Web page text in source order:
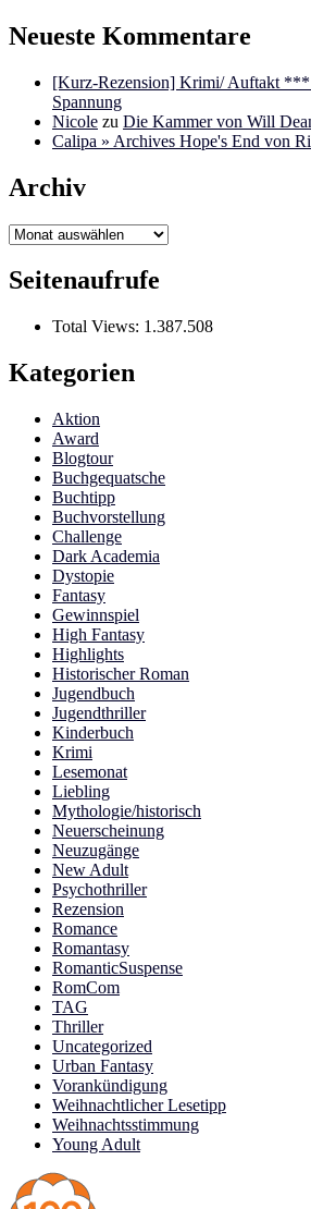
Neueste Kommentare
[Kurz-Rezension] Krimi/ Auftakt ***
Spannung
Nicole zu Die Kammer von Will
Calipa » Archives Hope's End von
Archiv
Archiv
Seitenaufrufe
Total Views: 1.387.508
Kategorien
Aktion
Award
Blogtour
Buchgequatsche
Buchtipp
Buchvorstellung
Challenge
Dark Academia
Dystopie
Fantasy
Gewinnspiel
High Fantasy
Highlights
Historischer Roman
Jugendbuch
Jugendthriller
Kinderbuch
Krimi
Lesemonat
Liebling
Mythologie/historisch
Neuerscheinung
Neuzugänge
New Adult
Psychothriller
Rezension
Romance
Romantasy
RomanticSuspense
RomCom
TAG
Thriller
Uncategorized
Urban Fantasy
Vorankündigung
Weihnachtlicher Lesetipp
Weihnachtsstimmung
Young Adult